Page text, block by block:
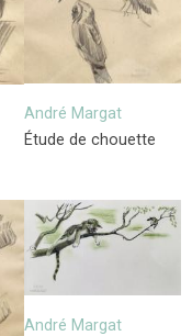
André Margat
Étude de chouette
André Margat